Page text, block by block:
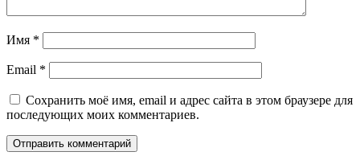
Имя *
Email *
Сохранить моё имя, email и адрес сайта в этом браузере для
последующих моих комментариев.